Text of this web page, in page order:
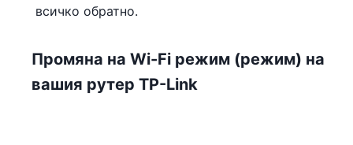
всичко обратно.
Промяна на Wi-Fi режим (режим) на
вашия рутер TP-Link